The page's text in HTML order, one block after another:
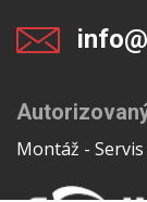
Montáž -